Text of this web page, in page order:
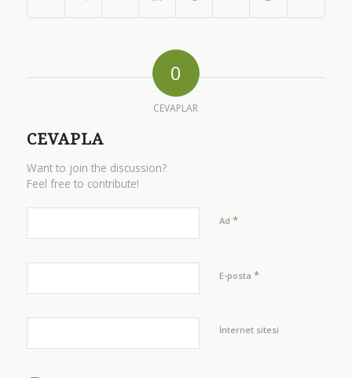
0
CEVAPLAR
CEVAPLA
Want to join the discussion?
Feel free to contribute!
Ad *
E-posta *
İnternet sitesi